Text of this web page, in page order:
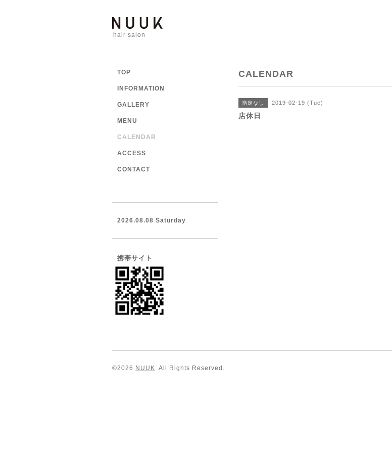
hair salon
CALENDAR
指定なし 2019-02-19 (Tue)
店休日
TOP
INFORMATION
GALLERY
MENU
CALENDAR
ACCESS
CONTACT
2026.08.08 Saturday
携帯サイト
©2026 NUUK. All Rights Reserved.